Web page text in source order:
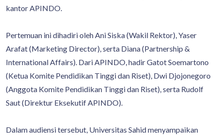
kantor APINDO.
Pertemuan ini dihadiri oleh Ani Siska (Wakil Rektor), Yaser
Arafat (Marketing Director), serta Diana (Partnership &
International Affairs). Dari APINDO, hadir Gatot Soemartono
(Ketua Komite Pendidikan Tinggi dan Riset), Dwi Djojonegoro
(Anggota Komite Pendidikan Tinggi dan Riset), serta Rudolf
Saut (Direktur Eksekutif APINDO).
Dalam audiensi tersebut, Universitas Sahid menyampaikan